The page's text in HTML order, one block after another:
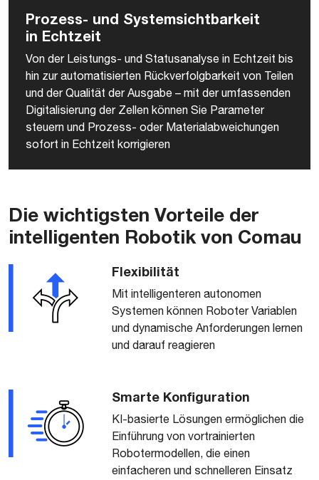
Prozess- und Systemsichtbarkeit
in Echtzeit
Von der Leistungs- und Statusanalyse in Echtzeit bis
hin zur automatisierten Rückverfolgbarkeit von Teilen
und der Qualität der Ausgabe – mit der umfassenden
Digitalisierung der Zellen können Sie Parameter
steuern und Prozess- oder Materialabweichungen
sofort in Echtzeit korrigieren
Die wichtigsten Vorteile der
intelligenten Robotik von Comau
Flexibilität
Mit intelligenteren autonomen
Systemen können Roboter Variablen
und dynamische Anforderungen lernen
und darauf reagieren
Smarte Konfiguration
KI-basierte Lösungen ermöglichen die
Einführung von vortrainierten
Robotermodellen, die einen
einfacheren und schnelleren Einsatz